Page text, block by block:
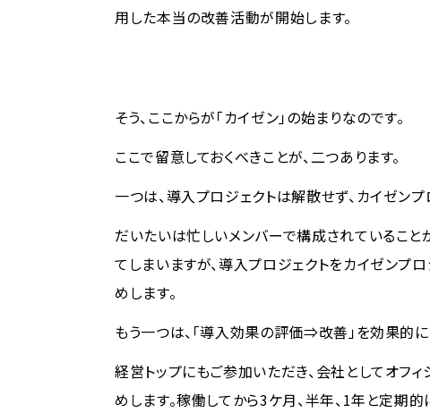
用した本当の改善活動が開始します。
そう、ここからが「カイゼン」の始まりなのです。
ここで留意しておくべきことが、二つあります。
一つは、導入プロジェクトは解散せず、カイゼンプ
だいたいは忙しいメンバーで構成されているこ
てしまいますが、導入プロジェクトをカイゼンプ
めします。
もう一つは、「導入効果の評価⇒改善」を効果的
経営トップにもご参加いただき、会社としてオフ
めします。稼働してから3ケ月、半年、1年と定期